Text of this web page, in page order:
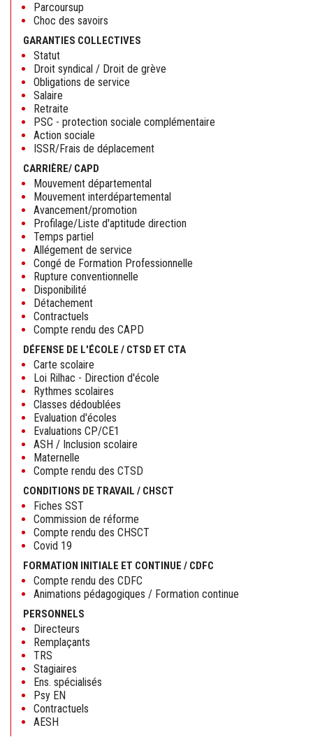
Parcoursup
Choc des savoirs
GARANTIES COLLECTIVES
Statut
Droit syndical / Droit de grève
Obligations de service
Salaire
Retraite
PSC - protection sociale complémentaire
Action sociale
ISSR/Frais de déplacement
CARRIÈRE/ CAPD
Mouvement départemental
Mouvement interdépartemental
Avancement/promotion
Profilage/Liste d'aptitude direction
Temps partiel
Allégement de service
Congé de Formation Professionnelle
Rupture conventionnelle
Disponibilité
Détachement
Contractuels
Compte rendu des CAPD
DÉFENSE DE L'ÉCOLE / CTSD ET CTA
Carte scolaire
Loi Rilhac - Direction d'école
Rythmes scolaires
Classes dédoublées
Evaluation d'écoles
Evaluations CP/CE1
ASH / Inclusion scolaire
Maternelle
Compte rendu des CTSD
CONDITIONS DE TRAVAIL / CHSCT
Fiches SST
Commission de réforme
Compte rendu des CHSCT
Covid 19
FORMATION INITIALE ET CONTINUE / CDFC
Compte rendu des CDFC
Animations pédagogiques / Formation continue
PERSONNELS
Directeurs
Remplaçants
TRS
Stagiaires
Ens. spécialisés
Psy EN
Contractuels
AESH